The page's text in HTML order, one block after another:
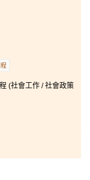
學⽣團體，
會⼯作的認
動後，亦選
學⽣的⽣涯
學生，亦樂
，令我獲益
，彼此互相
兩年的學習
以來的陪伴
(社會工作 / 社會政策